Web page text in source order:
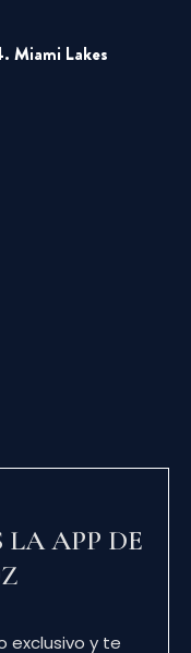
Miami Lakes
APP DE
exclusivo y te